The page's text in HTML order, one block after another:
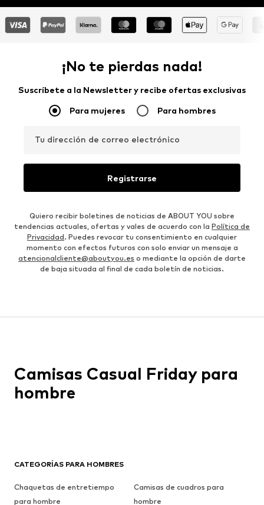
¡No te pierdas nada!
Suscríbete a la Newsletter y recibe ofertas exclusivas
Para mujeres Para hombres
Tu dirección de correo electrónico
Registrarse
Quiero recibir boletines de noticias de ABOUT YOU sobre
tendencias actuales, ofertas y vales de acuerdo con la Política de
Privacidad. Puedes revocar tu consentimiento en cualquier
momento con efectos futuros con solo enviar un mensaje a
atencionalcliente@aboutyou.es o mediante la opción de darte
de baja situada al final de cada boletín de noticias.
CATEGORÍAS PARA HOMBRES
Chaquetas de entretiempo
para hombre
Camisas de cuadros para
hombre
Camisas Casual Friday para
hombre